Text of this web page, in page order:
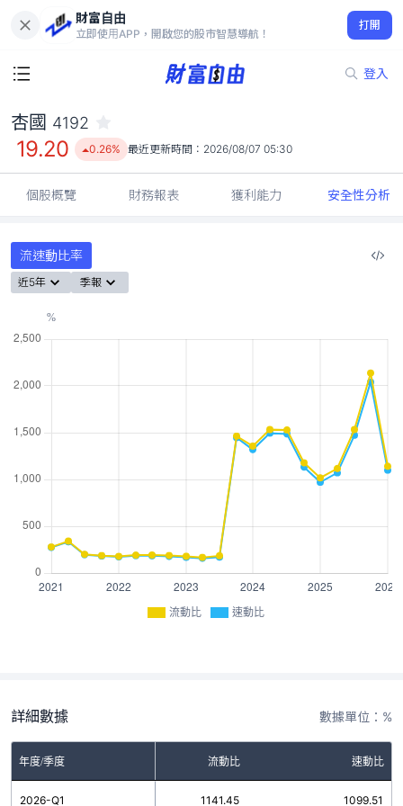
財富自由
立即使用APP，開啟您的股市智慧導航！
打開
登入
19.20
0.26%
杏國 4192
19.20 0.26% 最近更新時間： 2026/08/07 05:30
個股概覽 財務報表 獲利能力 安全性分析
流速動比率
近5年 季報
流動比 速動比
詳細數據 數據單位：%
年度/季度 流動比 速動比
2026-Q1 1141.45 1099.51